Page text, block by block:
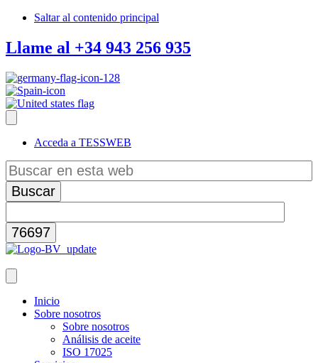
Saltar al contenido principal
Llame al +34 943 256 935
Acceda a TESSWEB
Buscar
en
esta
web
Inicio
Sobre nosotros
Sobre nosotros
Análisis de aceite
ISO 17025